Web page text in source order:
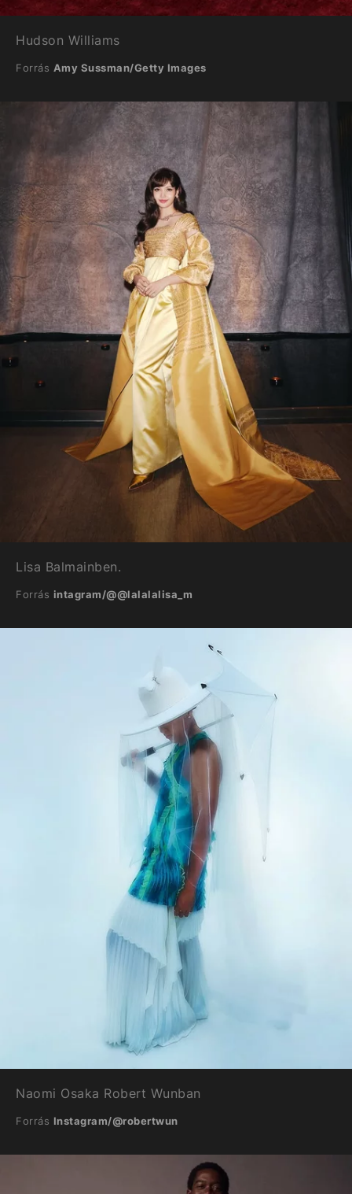
Hudson Williams
Forrás Amy Sussman/Getty Images
Lisa Balmainben.
Forrás intagram/@@lalalalisa_m
Naomi Osaka Robert Wunban
Forrás Instagram/@robertwun